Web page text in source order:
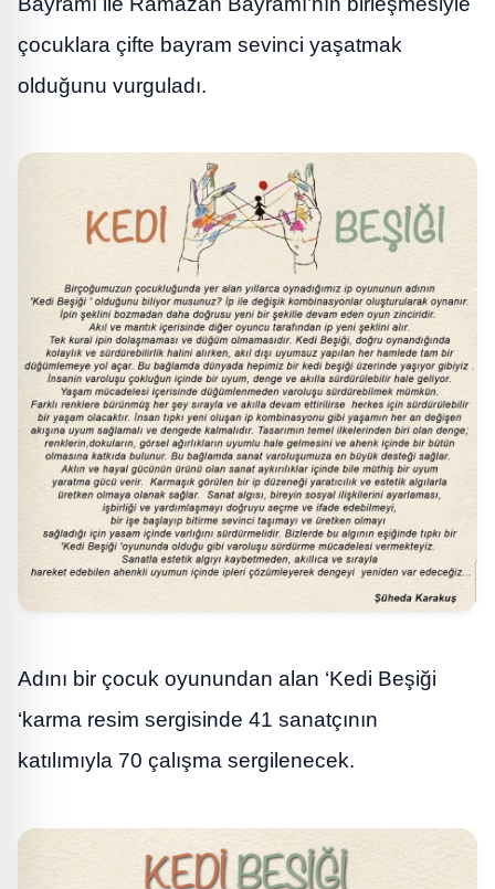
çocuklara çifte bayram sevinci yaşatmak
olduğunu vurguladı.
Adını bir çocuk oyunundan alan ‘Kedi Beşiği
‘karma resim sergisinde 41 sanatçının
katılımıyla 70 çalışma sergilenecek.